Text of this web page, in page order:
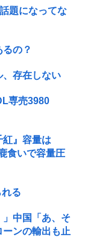
題になってな
の？
、存在しない
専売3980
』容量は
食いで容量圧
る
」中国「あ、そ
ンの輸出も止